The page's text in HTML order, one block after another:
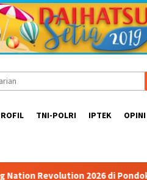
TNI-POLRI IPTEK
Pondok Indah Golf Course